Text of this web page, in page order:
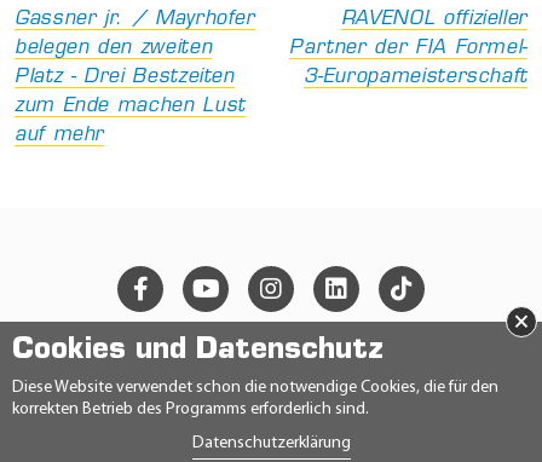
Gassner jr. / Mayrhofer
belegen den zweiten
Platz - Drei Bestzeiten
zum Ende machen Lust
auf mehr
RAVENOL offizieller
Partner der FIA Formel-
3-Europameisterschaft
Cookies und Datenschutz
Diese Website verwendet schon die notwendige Cookies, die für den
korrekten Betrieb des Programms erforderlich sind.
Datenschutzerklärung
×
© 2026 Ravensberger Schmierstoffvertrieb GmbH
DATENSCHUTZERKLÄRUNG